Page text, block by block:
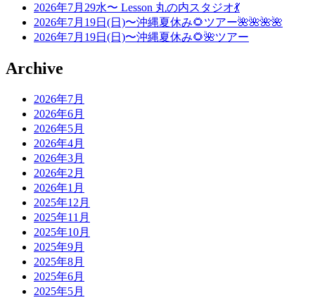
2026年7月29水〜 Lesson 丸の内スタジオ💃
2026年7月19日(日)〜沖縄夏休み🌻ツアー🌺🌺🌺🌺
2026年7月19日(日)〜沖縄夏休み🌻🌺ツアー
Archive
2026年7月
2026年6月
2026年5月
2026年4月
2026年3月
2026年2月
2026年1月
2025年12月
2025年11月
2025年10月
2025年9月
2025年8月
2025年6月
2025年5月